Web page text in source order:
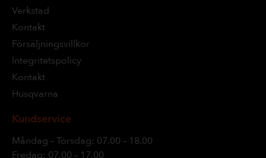
Verkstad
Kontakt
Försäljningsvillkor
Integritetspolicy
Kontakt
Husqvarna
Kundservice
Måndag – Torsdag: 07.00 – 18.00
Fredag: 07.00 – 17.00